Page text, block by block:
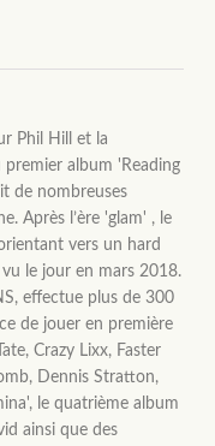
Phil Hill et la
premier album 'Reading
de nombreuses
Après l’ère 'glam' , le
vers un hard
le jour en mars 2018.
effectue plus de 300
de jouer en première
Crazy Lixx, Faster
Dennis Stratton,
le quatrième album
ainsi que des